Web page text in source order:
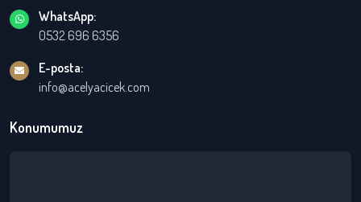
WhatsApp:
0532 696 6356
E-posta:
info@acelyacicek.com
Konumumuz